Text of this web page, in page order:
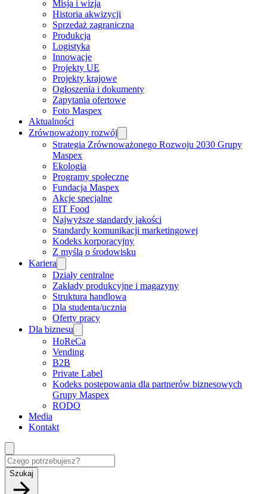
Misja i wizja
Historia akwizycji
Sprzedaż zagraniczna
Produkcja
Logistyka
Innowacje
Projekty UE
Projekty krajowe
Ogłoszenia i dokumenty
Zapytania ofertowe
Foto Maspex
Aktualności
Zrównoważony rozwój
Strategia Zrównoważonego Rozwoju 2030 Grupy
Maspex
Ekologia
Programy społeczne
Fundacja Maspex
Akcje specjalne
EIT Food
Najwyższe standardy jakości
Standardy komunikacji marketingowej
Kodeks korporacyjny
Z myślą o środowisku
Kariera
Działy centralne
Zakłady produkcyjne i magazyny
Struktura handlowa
Dla studenta/ucznia
Oferty pracy
Dla biznesu
HoReCa
Vending
B2B
Private Label
Kodeks postępowania dla partnerów biznesowych
Grupy Maspex
RODO
Media
Kontakt
Szukaj